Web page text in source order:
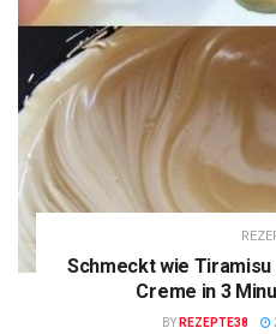
Schmeckt wie
Creme in 3
BY REZEPTE38